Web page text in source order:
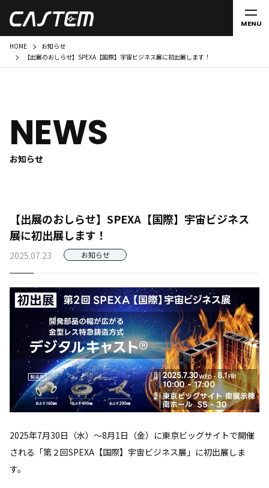
MENU
HOME
お知らせ
【出展のおしらせ】SPEXA【国際】宇宙ビジネス展に初出展します！
NEWS
お知らせ
【出展のおしらせ】SPEXA【国際】宇宙ビジネス
展に初出展します！
2025.07.23 お知らせ
2025年7月30日（水）～8月1日（金）に東京ビッグサイトで開催
される「第２回SPEXA【国際】宇宙ビジネス展」に初出展しま
す。